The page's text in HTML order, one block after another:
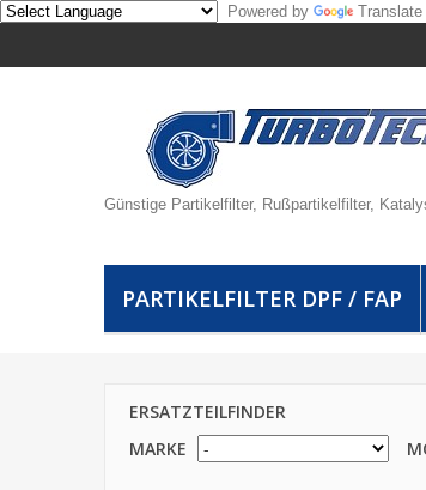
Powered by
Translate
Günstige Partikelfilter, Rußpartikelfilter,
PARTIKELFILTER DPF / FAP
ERSATZTEILFINDER
MARKE